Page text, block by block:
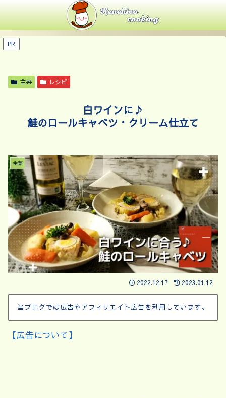
PR
主菜 レシピ
白ワインに♪
鮭のロールキャベツ・クリーム仕立て
主菜
2022.12.17 2023.01.12
当ブログでは広告やアフィリエイト広告を利用しています。
【広告について】